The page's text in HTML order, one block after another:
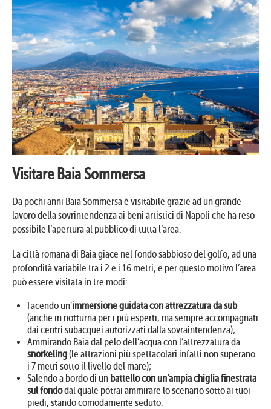
Visitare Baia Sommersa
Da pochi anni Baia Sommersa è visitabile grazie ad un grande
lavoro della sovrintendenza ai beni artistici di Napoli che ha reso
possibile l’apertura al pubblico di tutta l’area.
La città romana di Baia giace nel fondo sabbioso del golfo, ad una
profondità variabile tra i 2 e i 16 metri, e per questo motivo l’area
può essere visitata in tre modi:
Facendo un’immersione guidata con attrezzatura da sub
(anche in notturna per i più esperti, ma sempre accompagnati
dai centri subacquei autorizzati dalla sovraintendenza);
Ammirando Baia dal pelo dell’acqua con l’attrezzatura da
snorkeling(le attrazioni più spettacolari infatti non superano
i 7 metri sotto il livello del mare);
Salendo a bordo di un battello con un’ampia chiglia finestrata
sul fondodal quale potrai ammirare lo scenario sotto ai tuoi
piedi, stando comodamente seduto.